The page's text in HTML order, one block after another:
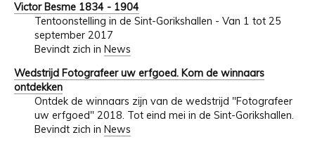
Victor Besme 1834 - 1904
Tentoonstelling in de Sint-Gorikshallen - Van 1 tot 25
september 2017
Bevindt zich in News
Wedstrijd Fotografeer uw erfgoed. Kom de winnaars
ontdekken
Ontdek de winnaars zijn van de wedstrijd "Fotografeer
uw erfgoed" 2018. Tot eind mei in de Sint-Gorikshallen.
Bevindt zich in News